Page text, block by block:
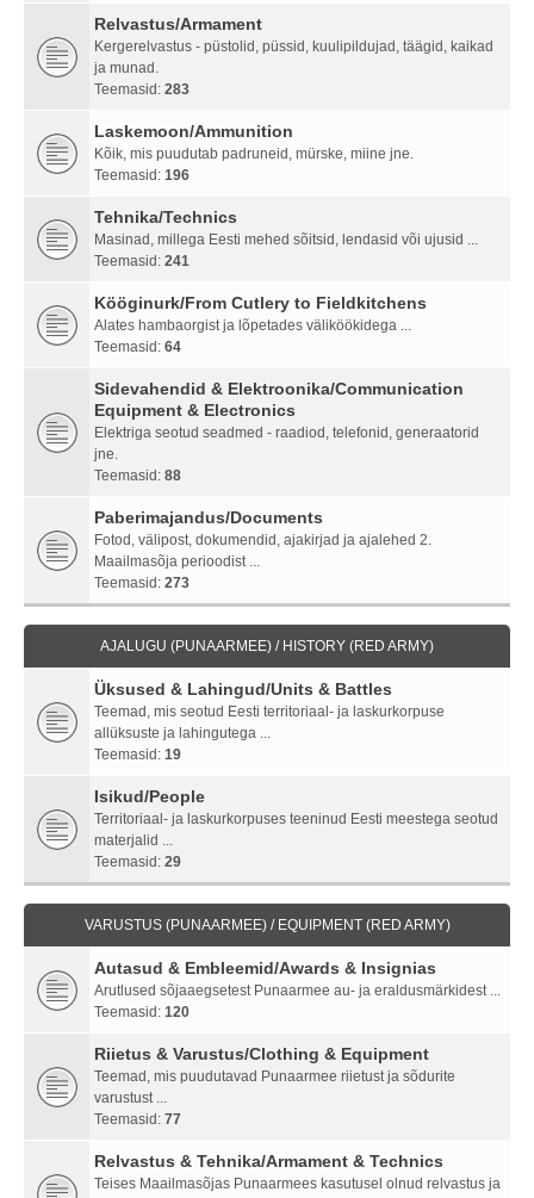
Relvastus/Armament
Kergerelvastus - püstolid, püssid, kuulipildujad, täägid, kaikad
ja munad.
Teemasid: 283
Laskemoon/Ammunition
Kõik, mis puudutab padruneid, mürske, miine jne.
Teemasid: 196
Tehnika/Technics
Masinad, millega Eesti mehed sõitsid, lendasid või ujusid ...
Teemasid: 241
Kööginurk/From Cutlery to Fieldkitchens
Alates hambaorgist ja lõpetades väliköökidega ...
Teemasid: 64
Sidevahendid & Elektroonika/Communication
Equipment & Electronics
Elektriga seotud seadmed - raadiod, telefonid, generaatorid
jne.
Teemasid: 88
Paberimajandus/Documents
Fotod, välipost, dokumendid, ajakirjad ja ajalehed 2.
Maailmasõja perioodist ...
Teemasid: 273
AJALUGU (PUNAARMEE) / HISTORY (RED ARMY)
Üksused & Lahingud/Units & Battles
Teemad, mis seotud Eesti territoriaal- ja laskurkorpuse
allüksuste ja lahingutega ...
Teemasid: 19
Isikud/People
Territoriaal- ja laskurkorpuses teeninud Eesti meestega seotud
materjalid ...
Teemasid: 29
VARUSTUS (PUNAARMEE) / EQUIPMENT (RED ARMY)
Autasud & Embleemid/Awards & Insignias
Arutlused sõjaaegsetest Punaarmee au- ja eraldusmärkidest ...
Teemasid: 120
Riietus & Varustus/Clothing & Equipment
Teemad, mis puudutavad Punaarmee riietust ja sõdurite
varustust ...
Teemasid: 77
Relvastus & Tehnika/Armament & Technics
Teises Maailmasõjas Punaarmees kasutusel olnud relvastus ja